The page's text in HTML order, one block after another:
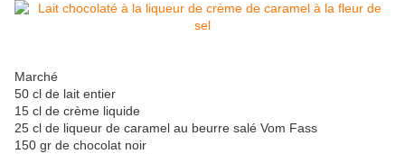
Marché
50 cl de lait entier
15 cl de crème liquide
25 cl de liqueur de caramel au beurre salé Vom Fass
150 gr de chocolat noir